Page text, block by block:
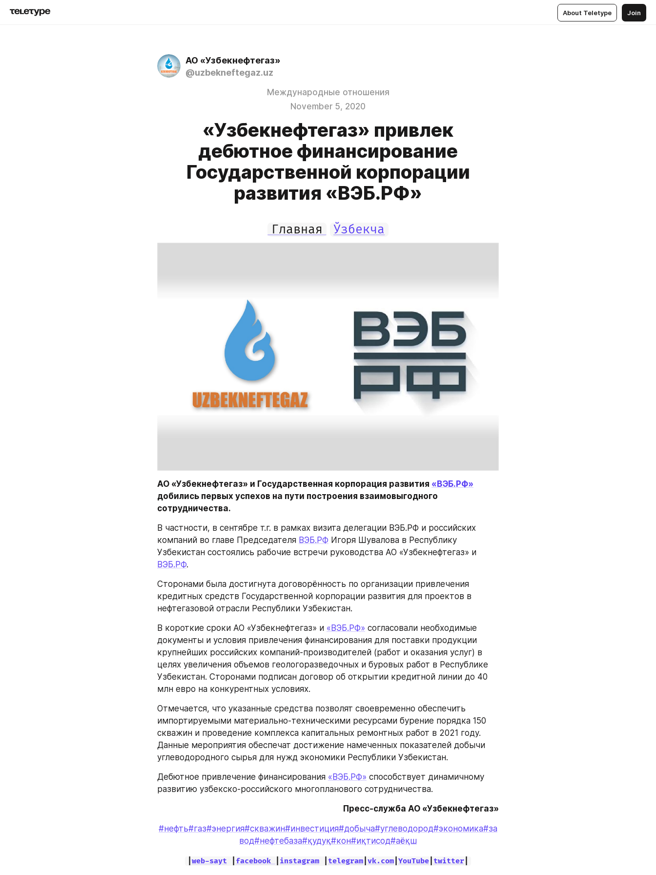
About Teletype Join
АО «Узбекнефтегаз»
@uzbekneftegaz.uz
Международные отношения
November 5, 2020
«Узбекнефтегаз» привлек
дебютное финансирование
Государственной корпорации
развития «ВЭБ.РФ»
Главная Ўзбекча
АО «Узбекнефтегаз» и Государственная корпорация развития «ВЭБ.РФ»
добились первых успехов на пути построения взаимовыгодного
сотрудничества.
В частности, в сентябре т.г. в рамках визита делегации ВЭБ.РФ и российских
компаний во главе Председателя ВЭБ.РФ Игоря Шувалова в Республику
ВЭБ.РФ.
Сторонами была достигнута договорённость по организации привлечения
кредитных средств Государственной корпорации развития для проектов в
нефтегазовой отрасли Республики Узбекистан.
В короткие сроки АО «Узбекнефтегаз» и «ВЭБ.РФ» согласовали необходимые
документы и условия привлечения финансирования для поставки продукции
крупнейших российских компаний-производителей (работ и оказания услуг) в
целях увеличения объемов геологоразведочных и буровых работ в Республике
Узбекистан. Сторонами подписан договор об открытии кредитной линии до 40
млн евро на конкурентных условиях.
Отмечается, что указанные средства позволят своевременно обеспечить
импортируемыми материально-техническими ресурсами бурение порядка 150
скважин и проведение комплекса капитальных ремонтных работ в 2021 году.
Данные мероприятия обеспечат достижение намеченных показателей добычи
углеводородного сырья для нужд экономики Республики Узбекистан.
Дебютное привлечение финансирования «ВЭБ.РФ» способствует динамичному
развитию узбекско-российского многопланового сотрудничества.
Пресс-служба АО «Узбекнефтегаз»
#нефть#газ#энергия#скважин#инвестиция#добыча#углеводород#экономика#за
вод#нефтебаза#қудуқ#кон#иқтисод#аёқш
web-sayt facebook instagram telegram vk.com YouTube twitter